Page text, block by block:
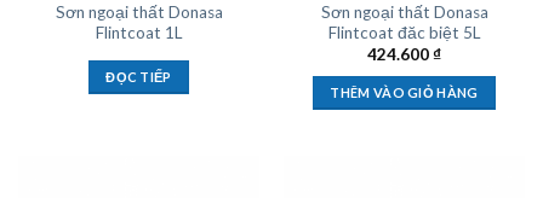
Sơn ngoại thất Donasa
Flintcoat 1L
ĐỌC TIẾP
Sơn ngoại thất Donasa
Flintcoat đăc biệt 5L
424.600₫
THÊM VÀO GIỎ HÀNG